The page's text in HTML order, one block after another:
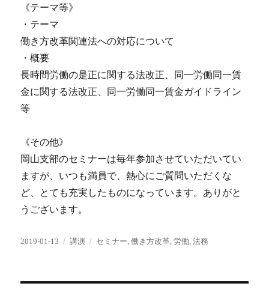
《テーマ等》
・テーマ
働き方改革関連法への対応について
・概要
長時間労働の是正に関する法改正、同一労働同一賃
金に関する法改正、同一労働同一賃金ガイドライン
等
《その他》
岡山支部のセミナーは毎年参加させていただいてい
ますが、いつも満員で、熱心にご質問いただくな
ど、とても充実したものになっています。ありがと
うございます。
投
2019-01-13
カ
講演
タ
セミナー,働き方改革,労働,法務